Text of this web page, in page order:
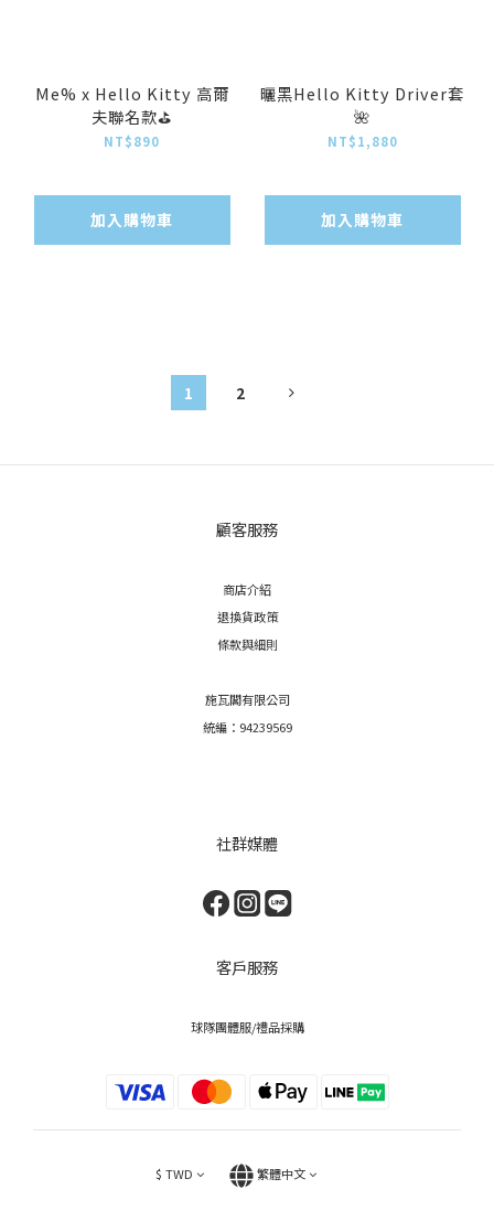
Me% x Hello Kitty 高爾
夫聯名款⛳️
NT$890
加入購物車
曬黑Hello Kitty Driver套
🌺
NT$1,880
加入購物車
1 2
顧客服務
商店介紹
退換貨政策
條款與細則
施瓦閣有限公司
統編：94239569
社群媒體
客戶服務
球隊團體服/禮品採購
$ TWD 繁體中文